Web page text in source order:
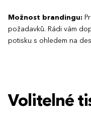
Možnost brandingu:
požadavků. Rádi vám
potisku s ohledem na
Volitelné